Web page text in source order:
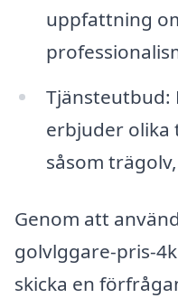
uppfattning
Tjänsteutbud:
erbjuder olika
såsom
Genom att
golvlggare-pris-
skicka en